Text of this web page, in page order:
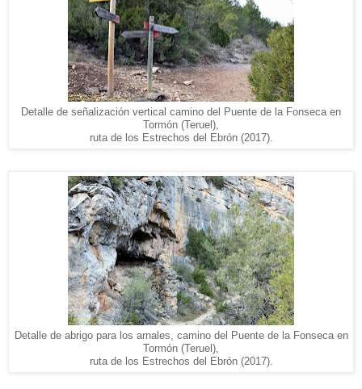
Detalle de señalización vertical camino del Puente de la Fonseca en
Tormón (Teruel),
ruta de los Estrechos del Ebrón (2017).
Detalle de abrigo para los arnales, camino del Puente de la Fonseca en
Tormón (Teruel),
ruta de los Estrechos del Ebrón (2017).